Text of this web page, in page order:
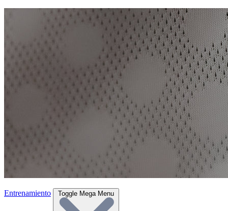
Entrenamiento Toggle Mega Menu